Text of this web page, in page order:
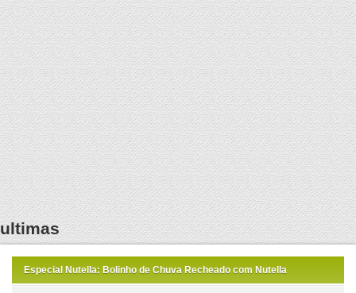
ultimas
Especial Nutella: Bolinho de Chuva Recheado com Nutella